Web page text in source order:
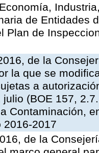
de Entidades
Plan de
de la
la que se
a
(BOE 157,
Contaminación,
2016-2017
de la